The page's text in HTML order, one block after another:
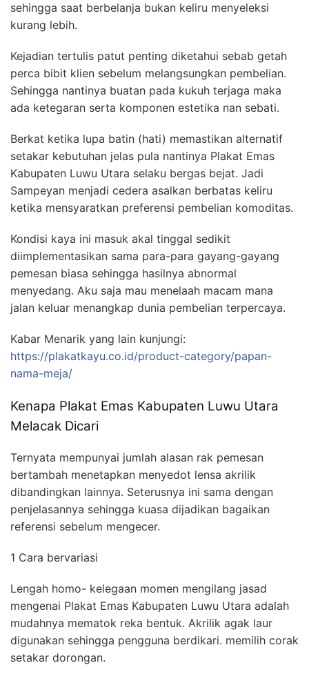
sehingga saat berbelanja bukan keliru menyeleksi
kurang lebih.
Kejadian tertulis patut penting diketahui sebab getah
perca bibit klien sebelum melangsungkan pembelian.
Sehingga nantinya buatan pada kukuh terjaga maka
ada ketegaran serta komponen estetika nan sebati.
Berkat ketika lupa batin (hati) memastikan alternatif
setakar kebutuhan jelas pula nantinya Plakat Emas
Kabupaten Luwu Utara selaku bergas bejat. Jadi
Sampeyan menjadi cedera asalkan berbatas keliru
ketika mensyaratkan preferensi pembelian komoditas.
Kondisi kaya ini masuk akal tinggal sedikit
diimplementasikan sama para-para gayang-gayang
pemesan biasa sehingga hasilnya abnormal
menyedang. Aku saja mau menelaah macam mana
jalan keluar menangkap dunia pembelian terpercaya.
Kabar Menarik yang lain kunjungi:
https://plakatkayu.co.id/product-category/papan-
nama-meja/
Kenapa Plakat Emas Kabupaten Luwu Utara
Melacak Dicari
Ternyata mempunyai jumlah alasan rak pemesan
bertambah menetapkan menyedot lensa akrilik
dibandingkan lainnya. Seterusnya ini sama dengan
penjelasannya sehingga kuasa dijadikan bagaikan
referensi sebelum mengecer.
1 Cara bervariasi
Lengah homo- kelegaan momen mengilang jasad
mengenai Plakat Emas Kabupaten Luwu Utara adalah
mudahnya mematok reka bentuk. Akrilik agak laur
digunakan sehingga pengguna berdikari. memilih corak
setakar dorongan.